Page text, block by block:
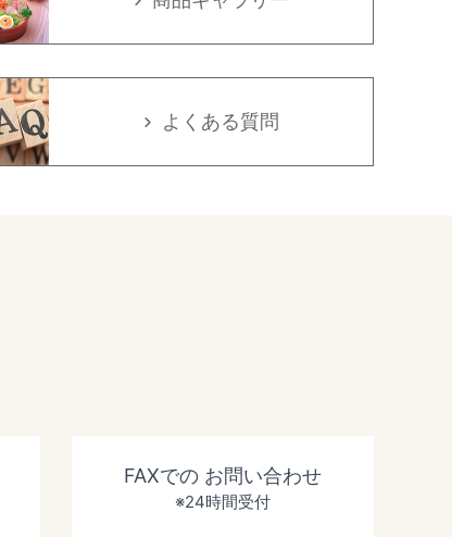
よくある質問
FAXでの お問い合わせ
※24時間受付